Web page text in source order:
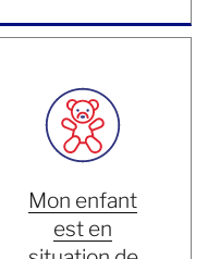
Mon enfant
est en